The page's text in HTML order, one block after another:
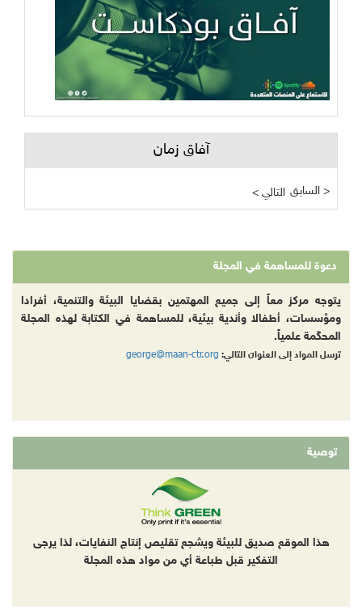
آفاق زمان
< التالي السابق >
دعوة للمساهمة في المجلة
يتوجه مركز معاً إلى جميع المهتمين بقضايا البيئة والتنمية، أفرادا
ومؤسسات، أطفالا وأندية بيئية، للمساهمة في الكتابة لهذه المجلة
المحكّمة علمياً.
ترسل المواد إلى العنوان التالي: george@maan-ctr.org
توصية
هذا الموقع صديق للبيئة ويشجع تقليص إنتاج النفايات، لذا يرجى
التفكير قبل طباعة أي من مواد هذه المجلة